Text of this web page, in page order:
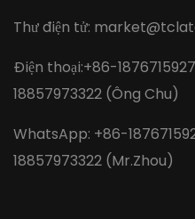
Thư điện tử:
Điện thoại:+86-
18857973322 (Ông Chu)
WhatsApp: +86-
18857973322 (Mr.Zhou)